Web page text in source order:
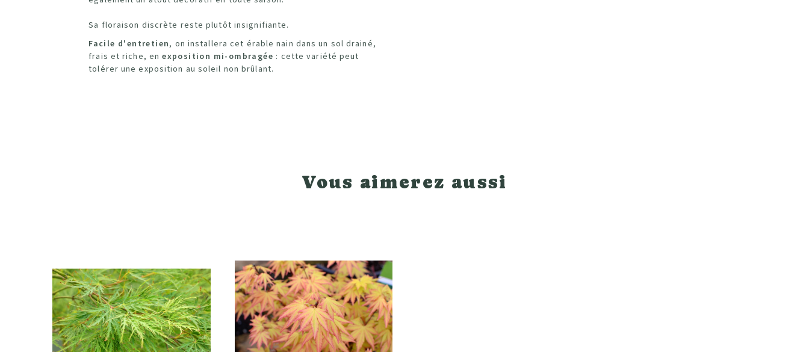
Sa floraison discrète reste plutôt insignifiante.
Facile d'entretien, on installera cet érable nain dans un sol drainé,
frais et riche, enexposition mi-ombragée : cette variété peut
tolérer une exposition au soleil non brûlant.
Vous aimerez aussi